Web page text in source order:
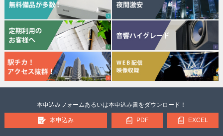
本申込みフォームあるいは本申込み書をダウンロード！
本申込み PDF EXCEL